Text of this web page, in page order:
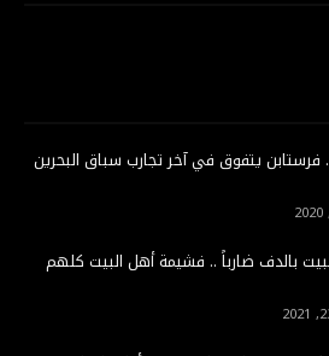
1".. فرستابن يتفوق في آخر تجارب سباق البحرين
بالدف ضارباً .. فشيمة أهل البيت كلهم